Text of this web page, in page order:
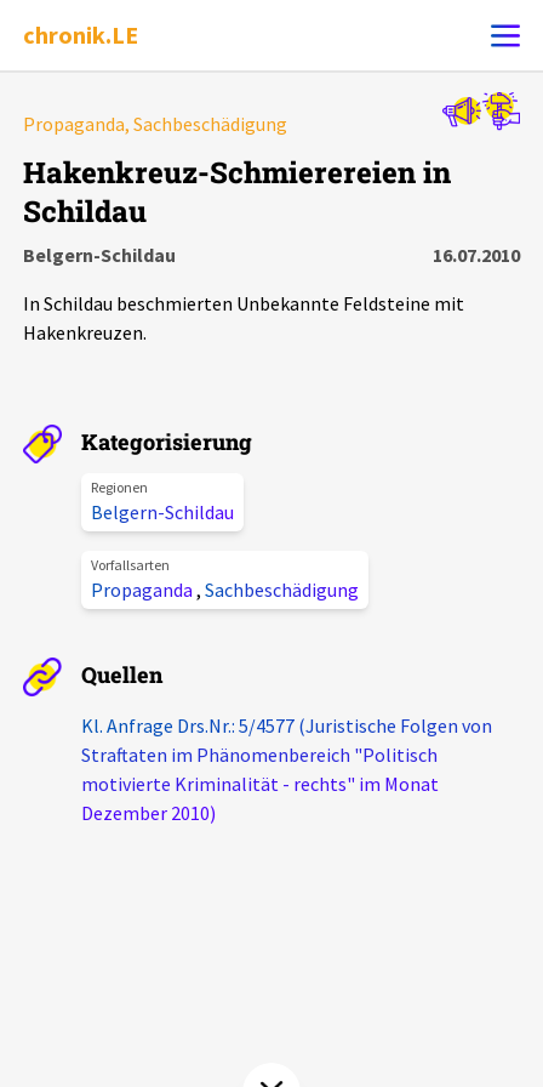
chronik.LE
Ereignis melden
Chronik
Schlaglichter
Phänomene
Aktuelles
Veranstaltungen
Pressemitteilungen
Podcasts
Kontakt
Unterstützer_innen
Propaganda, Sachbeschädigung
Hakenkreuz-Schmierereien in
Schildau
Belgern-Schildau
16.07.2010
In Schildau beschmierten Unbekannte Feldsteine mit
Hakenkreuzen.
Kategorisierung
Regionen
Belgern-Schildau
Vorfallsarten
Propaganda , Sachbeschädigung
Quellen
Kl. Anfrage Drs.Nr.: 5/4577 (Juristische Folgen von
Straftaten im Phänomenbereich "Politisch
motivierte Kriminalität - rechts" im Monat
Dezember 2010)
Alle Ereignisse
Ereignisse
Ereignisse